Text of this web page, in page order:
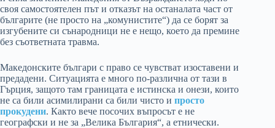
своя самостоятелен път и отказът на останалата част от
българите (не просто на „комунистите“) да се борят за
изгубените си сънародници не е нещо, което да премине
без съответната травма.
Македонските българи с право се чувстват изоставени и
предадени. Ситуацията е много по-различна от тази в
Гърция, защото там границата е истинска и онези, които
не са били асимилирани са били чисто и просто
прокудени. Както вече посочих въпросът е не
географски и не за „Велика България“, а етнически.